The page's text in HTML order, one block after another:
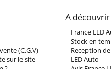
(C.G.V)
sur le site
A découvrir
France LED
Stock en
Reception
LED Auto